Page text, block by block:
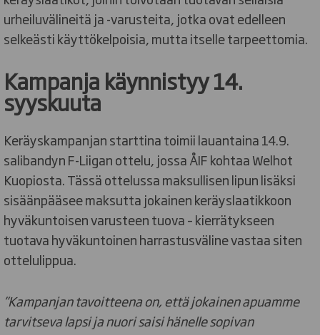
urheiluvälineitä ja -varusteita, jotka ovat edelleen
selkeästi käyttökelpoisia, mutta itselle tarpeettomia.
Kampanja käynnistyy 14.
syyskuuta
Keräyskampanjan starttina toimii lauantaina 14.9.
salibandyn F-Liigan ottelu, jossa ÅIF kohtaa Welhot
Kuopiosta. Tässä ottelussa maksullisen lipun lisäksi
sisäänpääsee maksutta jokainen keräyslaatikkoon
hyväkuntoisen varusteen tuova – kierrätykseen
tuotava hyväkuntoinen harrastusväline vastaa siten
ottelulippua.
”Kampanjan tavoitteena on, että jokainen apuamme
tarvitseva lapsi ja nuori saisi hänelle sopivan